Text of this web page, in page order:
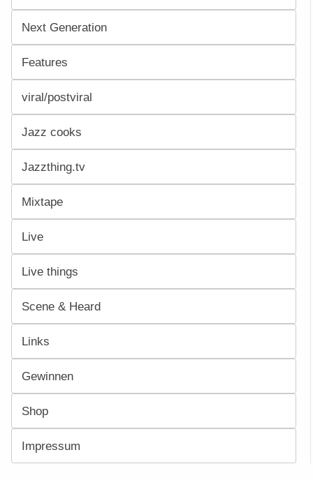
Next Generation
Features
viral/postviral
Jazz cooks
Jazzthing.tv
Mixtape
Live
Live things
Scene & Heard
Links
Gewinnen
Shop
Impressum